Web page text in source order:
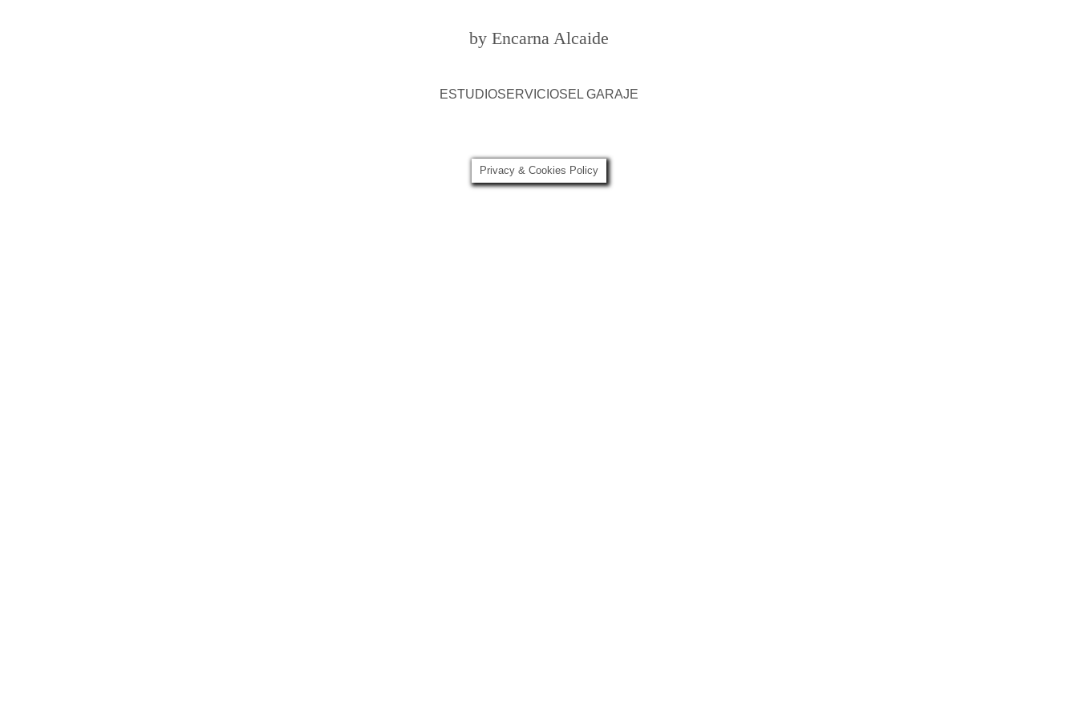
by Encarna Alcaide
ESTUDIOSERVICIOSEL GARAJE
Privacy & Cookies Policy